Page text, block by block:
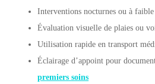
Interventions nocturnes ou à
Évaluation visuelle de plaies ou
Utilisation rapide en transport
Éclairage d’appoint pour
premiers soins